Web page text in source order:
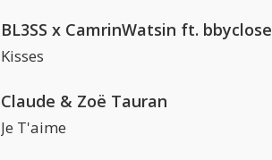
BL3SS x CamrinWatsin ft. bbyclose
Kisses
Claude & Zoë Tauran
Je T'aime